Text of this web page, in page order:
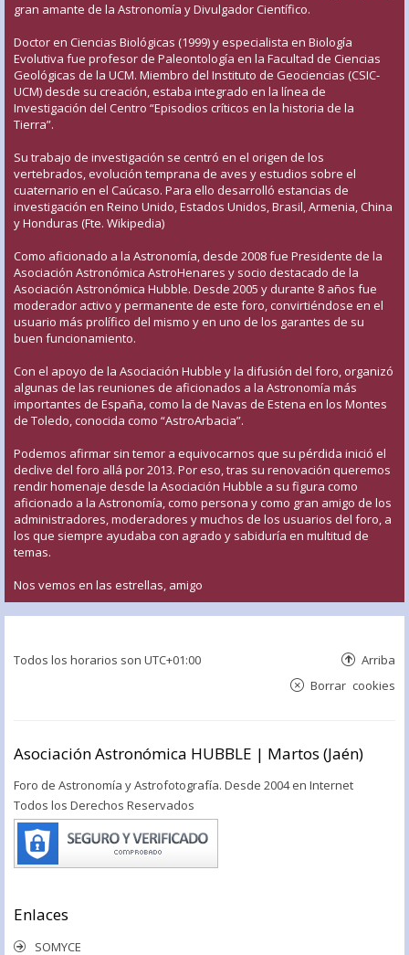
gran amante de la Astronomía y Divulgador Científico.
Doctor en Ciencias Biológicas (1999) y especialista en Biología
Evolutiva fue profesor de Paleontología en la Facultad de Ciencias
Geológicas de la UCM. Miembro del Instituto de Geociencias (CSIC-
UCM) desde su creación, estaba integrado en la línea de
Investigación del Centro “Episodios críticos en la historia de la
Tierra”.
Su trabajo de investigación se centró en el origen de los
vertebrados, evolución temprana de aves y estudios sobre el
cuaternario en el Caúcaso. Para ello desarrolló estancias de
investigación en Reino Unido, Estados Unidos, Brasil, Armenia, China
y Honduras (Fte. Wikipedia)
Como aficionado a la Astronomía, desde 2008 fue Presidente de la
Asociación Astronómica AstroHenares y socio destacado de la
Asociación Astronómica Hubble. Desde 2005 y durante 8 años fue
moderador activo y permanente de este foro, convirtiéndose en el
usuario más prolífico del mismo y en uno de los garantes de su
buen funcionamiento.
Con el apoyo de la Asociación Hubble y la difusión del foro, organizó
algunas de las reuniones de aficionados a la Astronomía más
importantes de España, como la de Navas de Estena en los Montes
de Toledo, conocida como “AstroArbacia”.
Podemos afirmar sin temor a equivocarnos que su pérdida inició el
declive del foro allá por 2013. Por eso, tras su renovación queremos
rendir homenaje desde la Asociación Hubble a su figura como
aficionado a la Astronomía, como persona y como gran amigo de los
administradores, moderadores y muchos de los usuarios del foro, a
los que siempre ayudaba con agrado y sabiduría en multitud de
temas.
Nos vemos en las estrellas, amigo
Todos los horarios son UTC+01:00 Arriba
Borrar cookies
Asociación Astronómica HUBBLE | Martos (Jaén)
Foro de Astronomía y Astrofotografía. Desde 2004 en Internet
Todos los Derechos Reservados
Enlaces
SOMYCE